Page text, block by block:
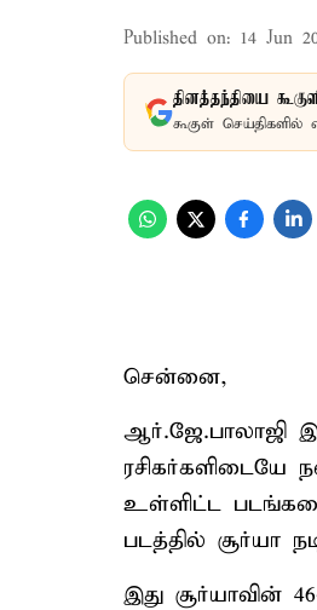
Published on: 14 Jun
தினத்தந்தியை
கூகுள்
சென்னை,
ஆர்.ஜே.பாலாஜி
உள்ளிட்ட
படத்தில் சூர்யா
இது சூர்யாவின்